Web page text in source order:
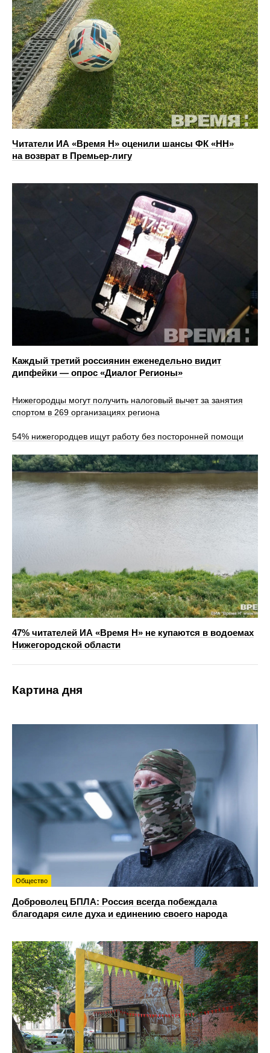
Читатели ИА «Время Н» оценили шансы ФК «НН»
на возврат в Премьер-лигу
Каждый третий россиянин еженедельно видит
дипфейки — опрос «Диалог Регионы»
Нижегородцы могут получить налоговый вычет за занятия
спортом в 269 организациях региона
54% нижегородцев ищут работу без посторонней помощи
47% читателей ИА «Время Н» не купаются в водоемах
Нижегородской области
Картина дня
Общество
Доброволец БПЛА: Россия всегда побеждала
благодаря силе духа и единению своего народа